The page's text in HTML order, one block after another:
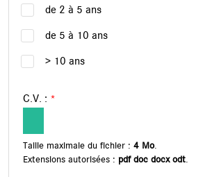
de 2 à 5 ans
de 5 à 10 ans
> 10 ans
C.V. : *
Taille maximale du fichier : 4 Mo.
Extensions autorisées : pdf doc docx odt.